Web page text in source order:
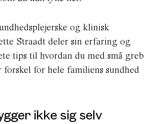
og klinisk
Straadt deler sin erfaring og
tips til hvordan du med små greb
forskel for hele familiens sundhed
ikke sig selv